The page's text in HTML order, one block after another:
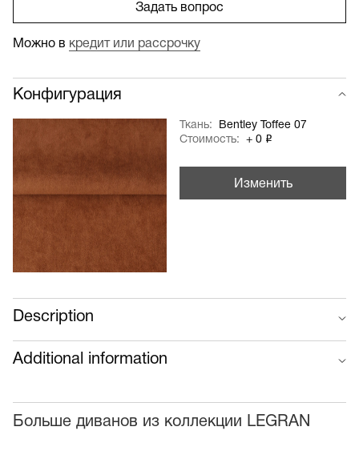
Задать вопрос
Можно в кредит или рассрочку
Конфигурация
Ткань:
Bentley Toffee 07
Стоимость:
+ 0 ₽
Изменить
Description
Additional information
Больше диванов из коллекции LEGRAN